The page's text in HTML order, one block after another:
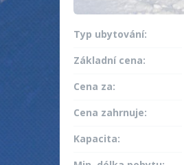
Typ ubytování:
Základní cena:
Cena za:
Cena zahrnuje:
Kapacita: